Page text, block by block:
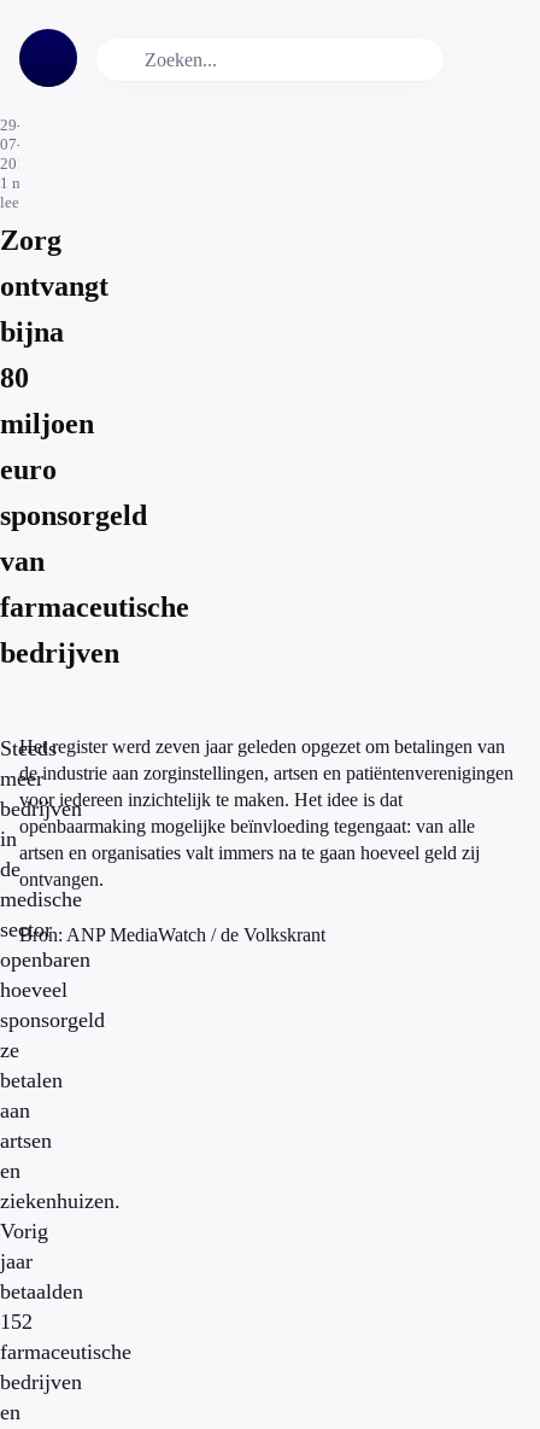
29-
07-
2019
1 min.
leestijd
Zorg
ontvangt
bijna
80
miljoen
euro
sponsorgeld
van
farmaceutische
bedrijven
Steeds
meer
bedrijven
in
de
medische
sector
openbaren
hoeveel
sponsorgeld
ze
betalen
aan
artsen
en
ziekenhuizen.
Vorig
jaar
betaalden
152
farmaceutische
bedrijven
en
Het register werd zeven jaar geleden opgezet om betalingen van
de industrie aan zorginstellingen, artsen en patiëntenverenigingen
voor iedereen inzichtelijk te maken. Het idee is dat
openbaarmaking mogelijke beïnvloeding tegengaat: van alle
artsen en organisaties valt immers na te gaan hoeveel geld zij
ontvangen.
Bron: ANP MediaWatch / de Volkskrant